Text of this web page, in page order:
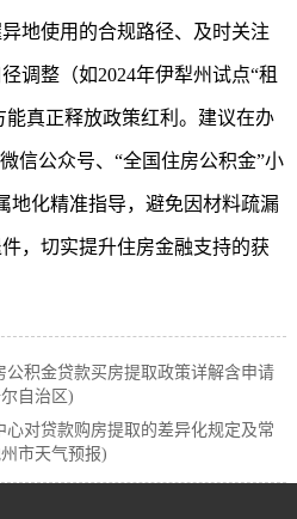
地使用的合规路径、及时关注
调整（如2024年伊犁州试点“租
能真正释放政策红利。建议在办
信公众号、“全国住房公积金”小
地化精准指导，避免因材料疏漏
，切实提升住房金融支持的获
公积金贷款买房提取政策详解含申请
自治区)
心对贷款购房提取的差异化规定及常
市天气预报)